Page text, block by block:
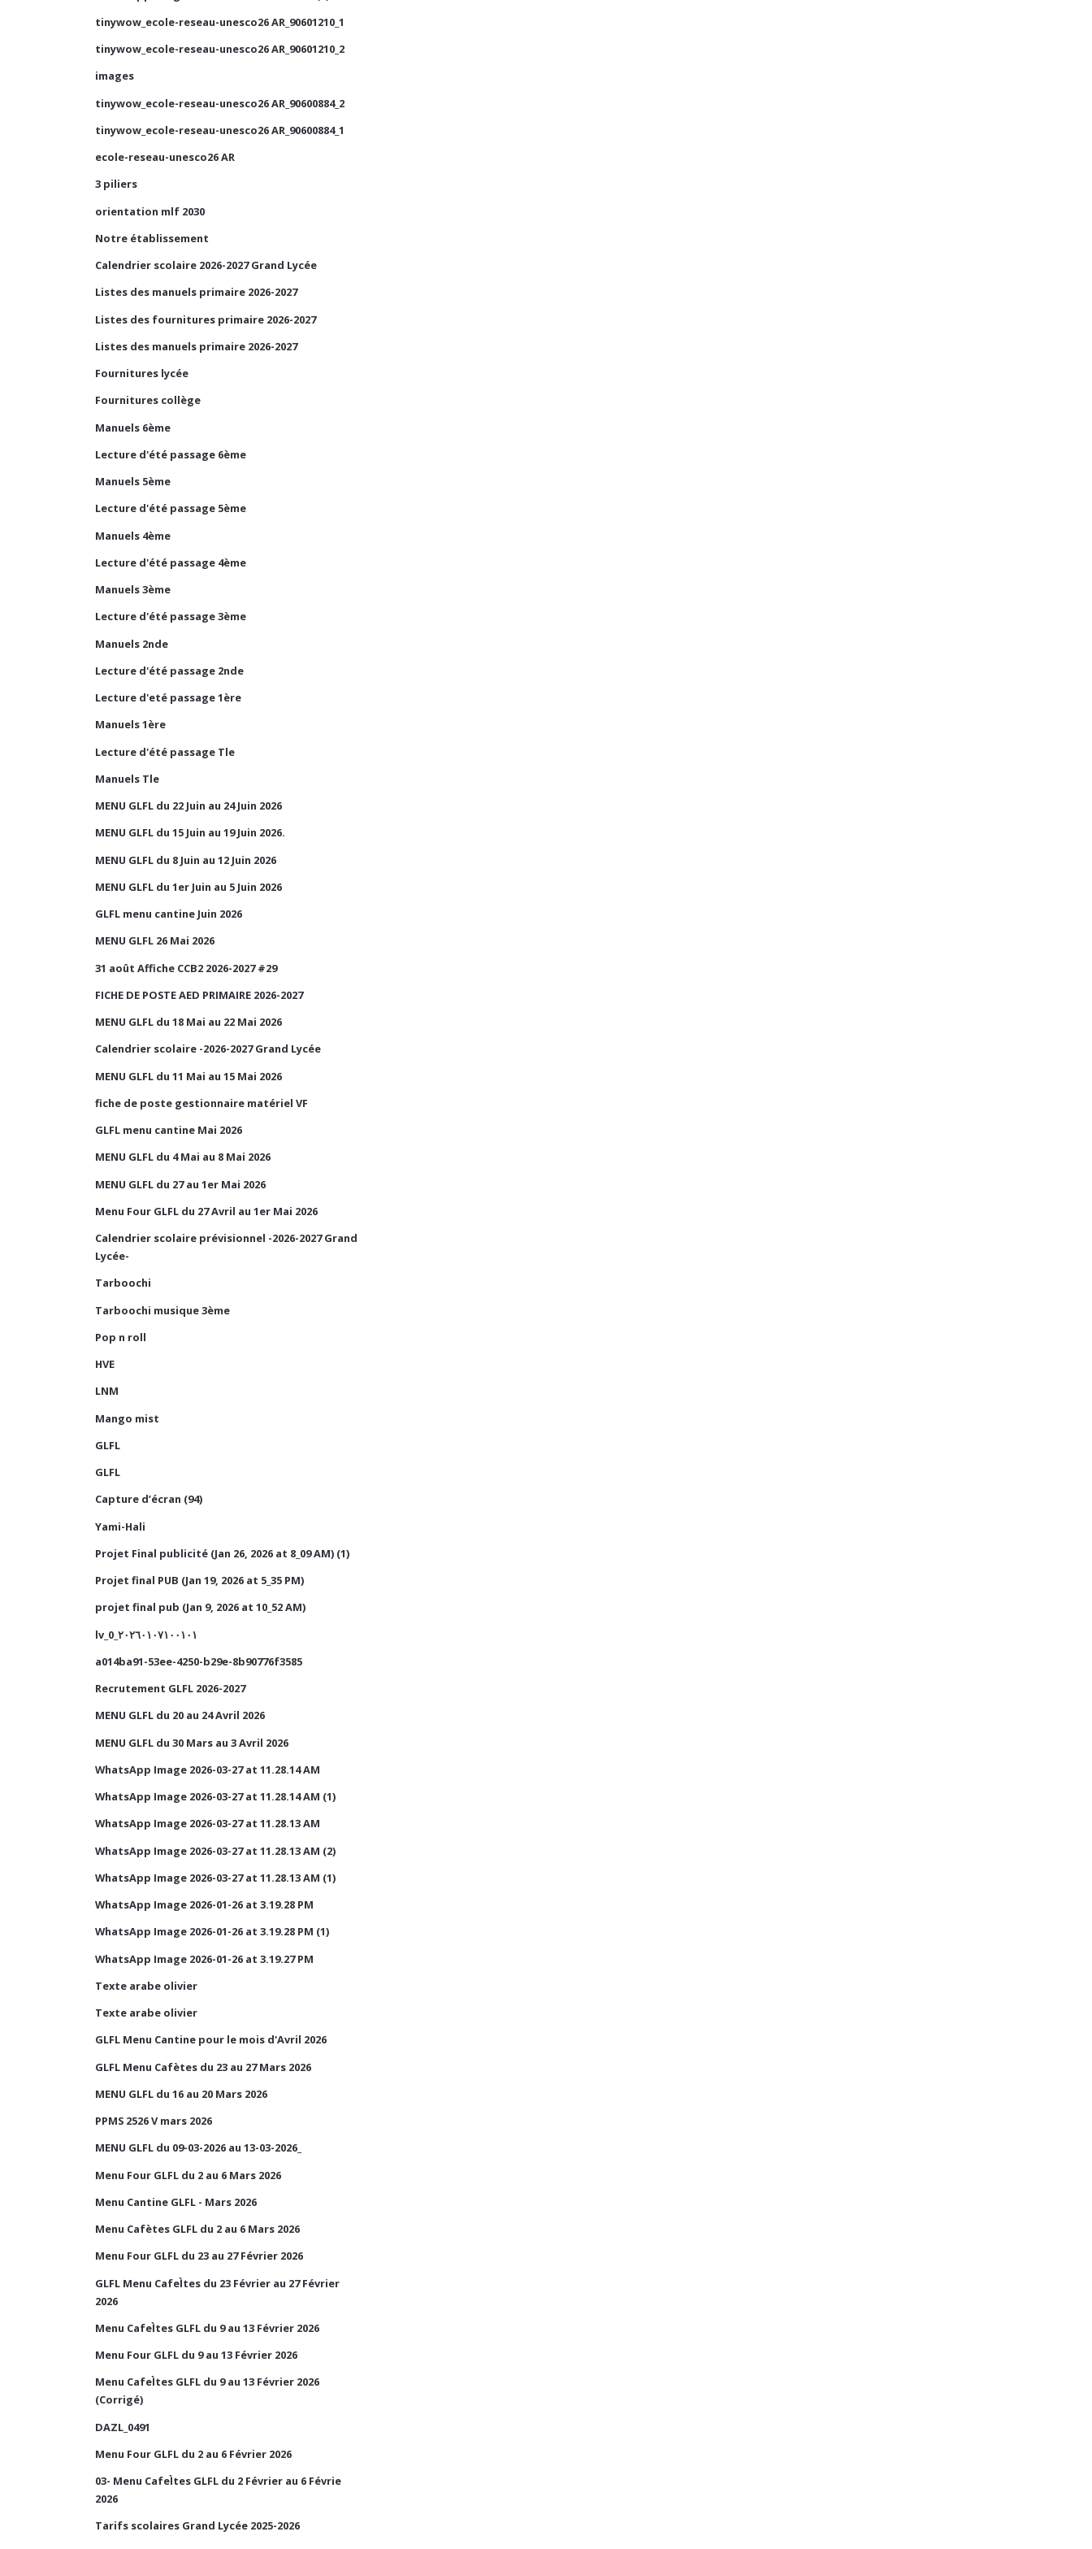
tinywow_ecole-reseau-unesco26 AR_90601210_1
tinywow_ecole-reseau-unesco26 AR_90601210_2
images
tinywow_ecole-reseau-unesco26 AR_90600884_2
tinywow_ecole-reseau-unesco26 AR_90600884_1
ecole-reseau-unesco26 AR
3 piliers
orientation mlf 2030
Notre établissement
Calendrier scolaire 2026-2027 Grand Lycée
Listes des manuels primaire 2026-2027
Listes des fournitures primaire 2026-2027
Listes des manuels primaire 2026-2027
Fournitures lycée
Fournitures collège
Manuels 6ème
Lecture d'été passage 6ème
Manuels 5ème
Lecture d'été passage 5ème
Manuels 4ème
Lecture d'été passage 4ème
Manuels 3ème
Lecture d'été passage 3ème
Manuels 2nde
Lecture d'été passage 2nde
Lecture d'eté passage 1ère
Manuels 1ère
Lecture d'été passage Tle
Manuels Tle
MENU GLFL du 22 Juin au 24 Juin 2026
MENU GLFL du 15 Juin au 19 Juin 2026.
MENU GLFL du 8 Juin au 12 Juin 2026
MENU GLFL du 1er Juin au 5 Juin 2026
GLFL menu cantine Juin 2026
MENU GLFL 26 Mai 2026
31 août Affiche CCB2 2026-2027 #29
FICHE DE POSTE AED PRIMAIRE 2026-2027
MENU GLFL du 18 Mai au 22 Mai 2026
Calendrier scolaire -2026-2027 Grand Lycée
MENU GLFL du 11 Mai au 15 Mai 2026
fiche de poste gestionnaire matériel VF
GLFL menu cantine Mai 2026
MENU GLFL du 4 Mai au 8 Mai 2026
MENU GLFL du 27 au 1er Mai 2026
Menu Four GLFL du 27 Avril au 1er Mai 2026
Calendrier scolaire prévisionnel -2026-2027 Grand
Lycée-
Tarboochi
Tarboochi musique 3ème
Pop n roll
HVE
LNM
Mango mist
GLFL
GLFL
Capture d’écran (94)
Yami-Hali
Projet Final publicité (Jan 26, 2026 at 8_09 AM) (1)
Projet final PUB (Jan 19, 2026 at 5_35 PM)
projet final pub (Jan 9, 2026 at 10_52 AM)
lv_0_٢٠٢٦٠١٠٧١٠٠١٠١
a014ba91-53ee-4250-b29e-8b90776f3585
Recrutement GLFL 2026-2027
MENU GLFL du 20 au 24 Avril 2026
MENU GLFL du 30 Mars au 3 Avril 2026
WhatsApp Image 2026-03-27 at 11.28.14 AM
WhatsApp Image 2026-03-27 at 11.28.14 AM (1)
WhatsApp Image 2026-03-27 at 11.28.13 AM
WhatsApp Image 2026-03-27 at 11.28.13 AM (2)
WhatsApp Image 2026-03-27 at 11.28.13 AM (1)
WhatsApp Image 2026-01-26 at 3.19.28 PM
WhatsApp Image 2026-01-26 at 3.19.28 PM (1)
WhatsApp Image 2026-01-26 at 3.19.27 PM
Texte arabe olivier
Texte arabe olivier
GLFL Menu Cantine pour le mois d'Avril 2026
GLFL Menu Cafètes du 23 au 27 Mars 2026
MENU GLFL du 16 au 20 Mars 2026
PPMS 2526 V mars 2026
MENU GLFL du 09-03-2026 au 13-03-2026_
Menu Four GLFL du 2 au 6 Mars 2026
Menu Cantine GLFL - Mars 2026
Menu Cafètes GLFL du 2 au 6 Mars 2026
Menu Four GLFL du 23 au 27 Février 2026
GLFL Menu CafeÌtes du 23 Février au 27 Février
2026
Menu CafeÌtes GLFL du 9 au 13 Février 2026
Menu Four GLFL du 9 au 13 Février 2026
Menu CafeÌtes GLFL du 9 au 13 Février 2026
(Corrigé)
DAZL_0491
Menu Four GLFL du 2 au 6 Février 2026
03- Menu CafeÌtes GLFL du 2 Février au 6 Févrie
2026
Tarifs scolaires Grand Lycée 2025-2026